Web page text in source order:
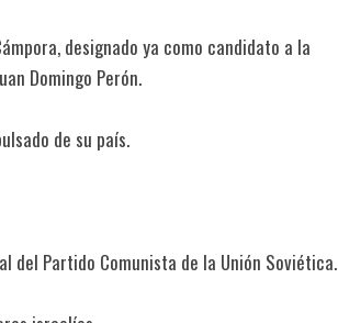
designado ya como candidato a la
Domingo Perón.
de su país.
del Partido Comunista de la Unión Soviética.